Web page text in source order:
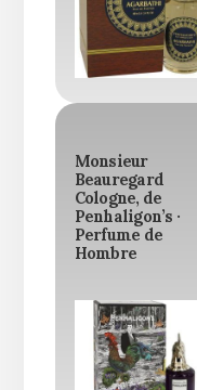
Monsieur
Beauregard
Cologne, de
Penhaligon’s ·
Perfume de
Hombre